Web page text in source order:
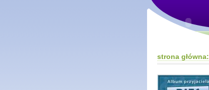
strona główna: